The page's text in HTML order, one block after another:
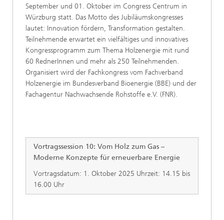
September und 01. Oktober im Congress Centrum in
Würzburg statt. Das Motto des Jubiläumskongresses
lautet: Innovation fördern, Transformation gestalten.
Teilnehmende erwartet ein vielfältiges und innovatives
Kongressprogramm zum Thema Holzenergie mit rund
60 RednerInnen und mehr als 250 Teilnehmenden.
Organisiert wird der Fachkongress vom Fachverband
Holzenergie im Bundesverband Bioenergie (BBE) und der
Fachagentur Nachwachsende Rohstoffe e.V. (FNR).
Vortragssession 10: Vom Holz zum Gas –
Moderne Konzepte für erneuerbare Energie
Vortragsdatum: 1. Oktober 2025 Uhrzeit: 14.15 bis
16.00 Uhr